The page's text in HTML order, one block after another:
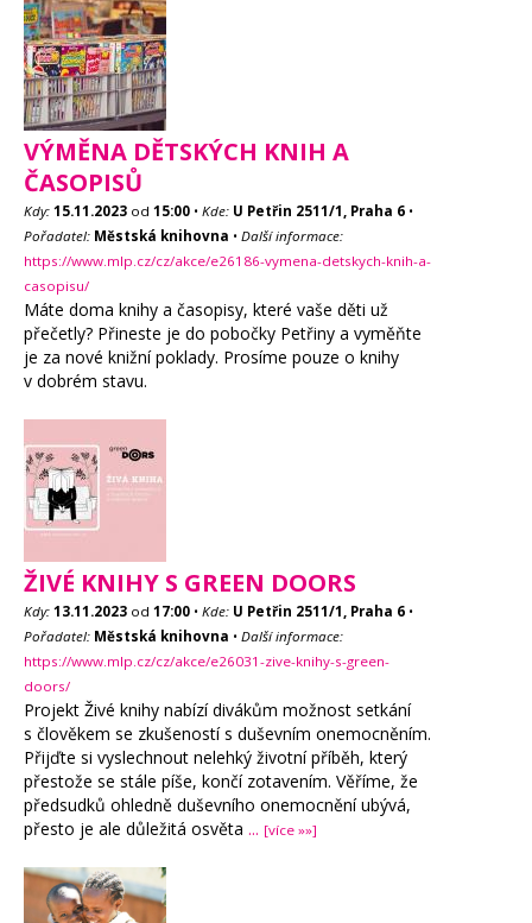
VÝMĚNA DĚTSKÝCH KNIH A
ČASOPISŮ
Kdy: 15.11.2023 od 15:00 • Kde: U Petřin 2511/1, Praha 6 •
Pořadatel: Městská knihovna • Další informace:
https://www.mlp.cz/cz/akce/e26186-vymena-detskych-knih-a-
casopisu/
Máte doma knihy a časopisy, které vaše děti už
přečetly? Přineste je do pobočky Petřiny a vyměňte
je za nové knižní poklady. Prosíme pouze o knihy
v dobrém stavu.
ŽIVÉ KNIHY S GREEN DOORS
Kdy: 13.11.2023 od 17:00 • Kde: U Petřin 2511/1, Praha 6 •
Pořadatel: Městská knihovna • Další informace:
https://www.mlp.cz/cz/akce/e26031-zive-knihy-s-green-
doors/
Projekt Živé knihy nabízí divákům možnost setkání
s člověkem se zkušeností s duševním onemocněním.
Přijďte si vyslechnout nelehký životní příběh, který
přestože se stále píše, končí zotavením. Věříme, že
předsudků ohledně duševního onemocnění ubývá,
přesto je ale důležitá osvěta ... [více »»]